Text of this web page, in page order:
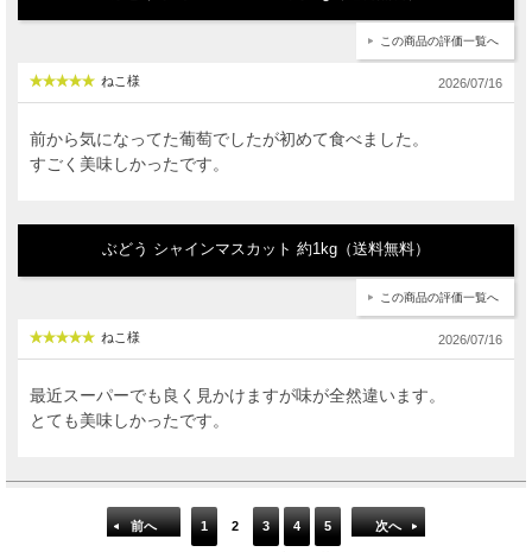
この商品の評価一覧へ
ねこ様 2026/07/16
前から気になってた葡萄でしたが初めて食べました。
すごく美味しかったです。
ぶどう シャインマスカット 約1kg（送料無料）
この商品の評価一覧へ
ねこ様 2026/07/16
最近スーパーでも良く見かけますが味が全然違います。
とても美味しかったです。
前へ 1 2 3 4 5 次へ